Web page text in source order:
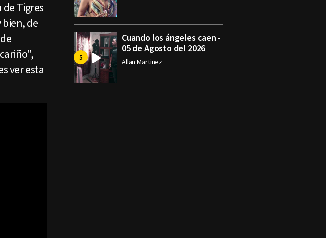
Tigres
bien, de
ver esta
Cuando los ángeles caen -
05 de Agosto del 2026
Allan Martinez